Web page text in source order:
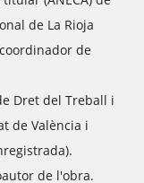
de La Rioja
coordinador de
Dret del Treball i
de València i
de l'obra.